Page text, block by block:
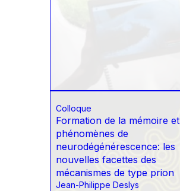
Colloque
Formation de la mémoire et
phénomènes de
neurodégénérescence: les
nouvelles facettes des
mécanismes de type prion
Jean-Philippe Deslys